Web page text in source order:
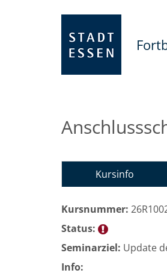
Kursinfo
Kursnummer:
Status:
Seminarziel: Update
Info: